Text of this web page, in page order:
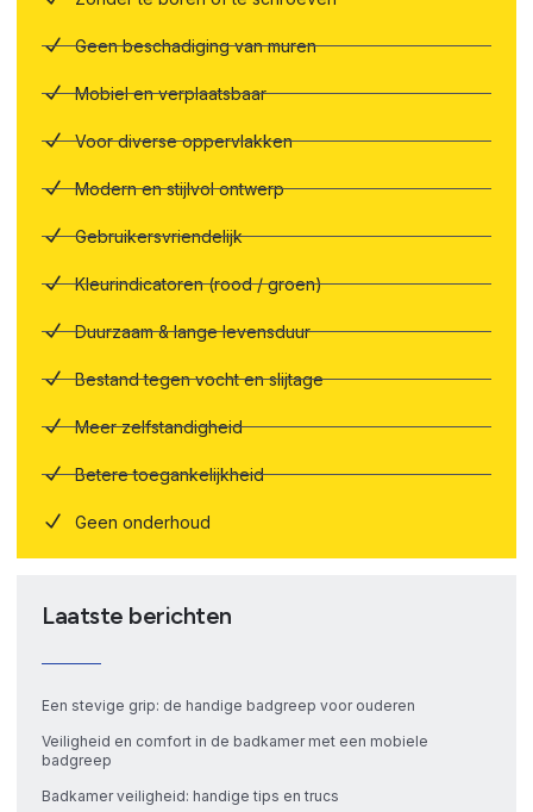
Geen beschadiging van muren
Mobiel en verplaatsbaar
Voor diverse oppervlakken
Modern en stijlvol ontwerp
Gebruikersvriendelijk
Kleurindicatoren (rood / groen)
Duurzaam & lange levensduur
Bestand tegen vocht en slijtage
Meer zelfstandigheid
Betere toegankelijkheid
Geen onderhoud
Laatste berichten
Een stevige grip: de handige badgreep voor ouderen
Veiligheid en comfort in de badkamer met een mobiele
badgreep
Badkamer veiligheid: handige tips en trucs